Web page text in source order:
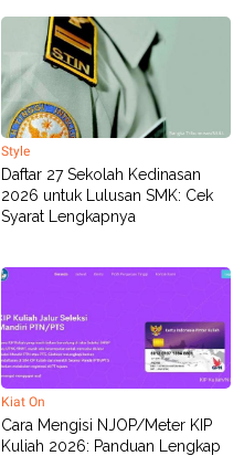
Style
Daftar 27 Sekolah Kedinasan
2026 untuk Lulusan SMK: Cek
Syarat Lengkapnya
Kiat On
Cara Mengisi NJOP/Meter KIP
Kuliah 2026: Panduan Lengkap